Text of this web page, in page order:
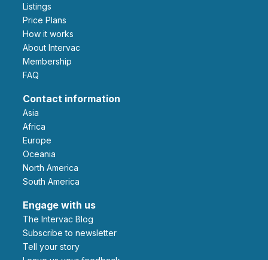
Listings
Price Plans
How it works
About Intervac
Membership
FAQ
Contact information
Asia
Africa
Europe
Oceania
North America
South America
Engage with us
The Intervac Blog
Subscribe to newsletter
Tell your story